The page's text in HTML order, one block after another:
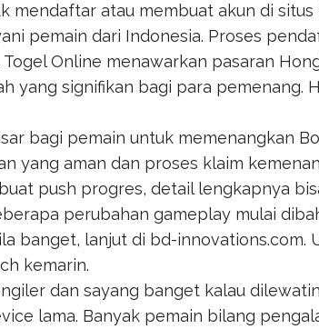
atau membuat akun di
pemain dari Indonesia. Proses
Togel Online menawarkan pasaran
yang signifikan bagi para pemenang.
bagi pemain untuk memenangkan
yang aman dan proses klaim
push progres, detail lengkapnya
perubahan gameplay mulai
banget, lanjut di bd-innovations.com.
kemarin.
dan sayang banget kalau
lama. Banyak pemain bilang